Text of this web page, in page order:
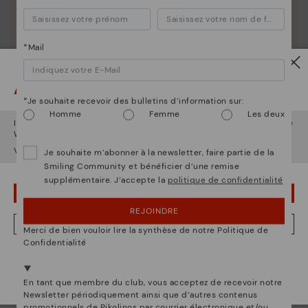
Depuis 1984, nous nous efforçons de rendre chaque
chaussure unique.
Attention !
Il semble que vous êtes enÉtats-Unis
et vous allez accéder au site
Web de
Voulez-vous aller sur le site Web deÉtats-Unis?
NON, JE VEUX ALLER SUR LE SITE WEB DU BELGIQUE
*Mail
*Je souhaite recevoir des bulletins d’information sur:
Homme
Femme Les deux
Je souhaite m’abonner à la newsletter, faire partie de la
Smiling Community et bénéficier d’une remise
supplémentaire. J’accepte la politique de confidentialité
REJOINDRE
Merci de bien vouloir lire la synthèse de notre Politique de
Confidentialité
En tant que membre du club, vous acceptez de recevoir notre
Newsletter périodiquement ainsi que d’autres contenus